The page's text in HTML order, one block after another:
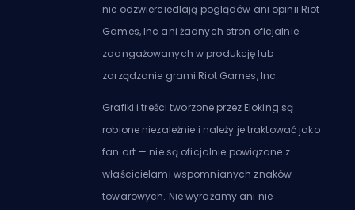
nie odzwierciedlają poglądów ani opinii Riot
Games, Inc ani żadnych stron oficjalnie
zaangażowanych w produkcję lub
zarządzanie grami Riot Games, Inc.
Grafiki i treści tworzone przez Eloking są
robione niezależnie i należy je traktować jako
fan art — nie są oficjalnie powiązane z
właścicielami wspomnianych znaków
towarowych. Nie wyrażamy ani nie